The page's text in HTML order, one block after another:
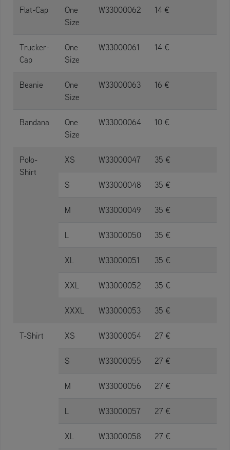
Flat-Cap
One
Size
W33000062 14 €
Trucker-
Cap
One
Size
W33000061 14 €
Beanie
One
Size
W33000063 16 €
Bandana
One
Size
W33000064 10 €
Polo-
Shirt
XS W33000047 35 €
S W33000048 35 €
M W33000049 35 €
L W33000050 35 €
XL W33000051 35 €
XXL W33000052 35 €
XXXL W33000053 35 €
T-Shirt XS W33000054 27 €
S W33000055 27 €
M W33000056 27 €
L W33000057 27 €
XL W33000058 27 €